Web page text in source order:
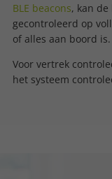
BLE beacons, kan
gecontroleerd op
of alles aan boord
Voor vertrek
het systeem